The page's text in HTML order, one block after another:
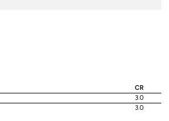
CR
3.0
3.0